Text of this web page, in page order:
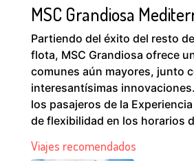
MSC Grandiosa
Partiendo del éxito del resto
flota, MSC Grandiosa ofrece
comunes aún mayores, junto
interesantísimas
los pasajeros de la
de flexibilidad en los horarios
Viajes recomendados